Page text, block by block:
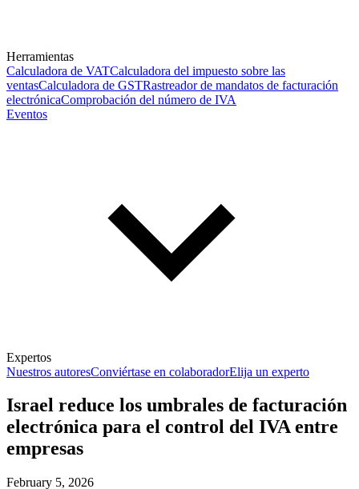
Herramientas
Calculadora de VATCalculadora del impuesto sobre las
ventasCalculadora de GSTRastreador de mandatos de facturación
electrónicaComprobación del número de IVA
Eventos
Expertos
Nuestros autoresConviértase en colaboradorElija un experto
Israel reduce los umbrales de facturación
electrónica para el control del IVA entre
empresas
February 5, 2026